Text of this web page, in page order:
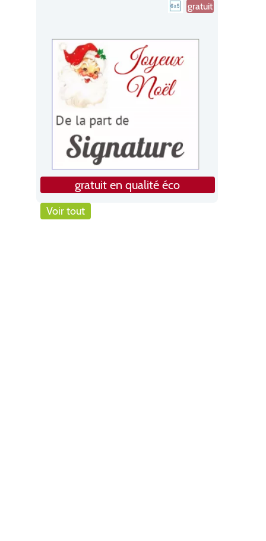
gratuit
gratuit en qualité éco
Voir tout